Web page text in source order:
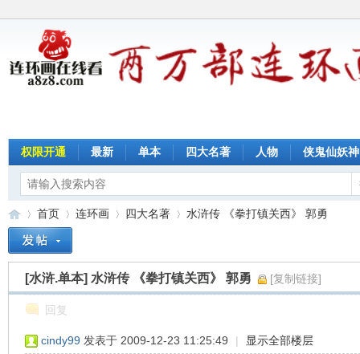
权限开通 最新 单本 四大名著 人物 侠鬼仙妖神
»
首页
›
连环画
›
四大名著
›
水浒传 《拳打镇关西》 郭勇
[水浒.单本] 水浒传 《拳打镇关西》 郭勇 [复制链接]
回复
cindy99 发表于 2009-12-23 11:25:49 | 显示全部楼层